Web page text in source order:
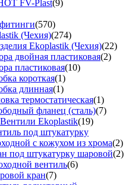
FV-Plast(9)
(570)
(Чехия)(274)
Ekoplastik (Чехия)(22)
двойная пластиковая(2)
пластиковая(10)
короткая(1)
длинная(1)
термостатическая(1)
фланец (сталь)(7)
Ekoplastik(19)
под штукатурку
с кожухом из хрома(2)
под штукатурку шаровой(2)
вентиль(6)
кран(7)